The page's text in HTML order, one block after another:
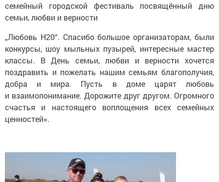
семейный городской фестиваль посвящённый дню
семьи, любви и верности
„Любовь Н20“. Спасибо большое организаторам, были
конкурсы, шоу мыльных пузырей, интересные мастер
классы. В День семьи, любви и верности хочется
поздравить и пожелать нашим семьям благополучия,
добра и мира. Пусть в доме царят любовь
и взаимопонимание. Дорожите друг другом. Огромного
счастья и настоящего воплощения всех семейных
ценностей».